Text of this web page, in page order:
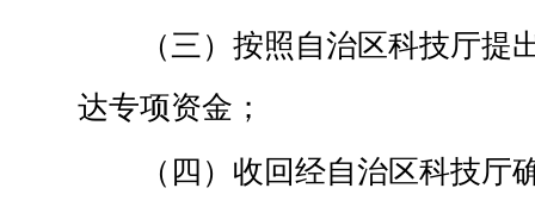
（三）按照自治区科技厅提
达专项资金；
（四）收回经自治区科技厅